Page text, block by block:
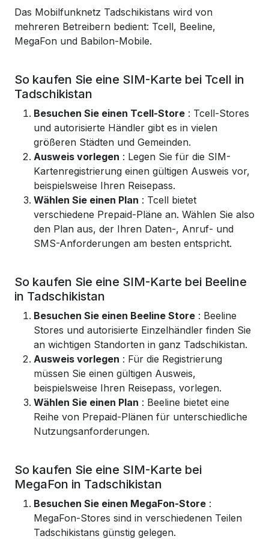
Das Mobilfunknetz Tadschikistans wird von
mehreren Betreibern bedient: Tcell, Beeline,
MegaFon und Babilon-Mobile.
So kaufen Sie eine SIM-Karte bei Tcell in
Tadschikistan
Besuchen Sie einen Tcell-Store : Tcell-Stores
und autorisierte Händler gibt es in vielen
größeren Städten und Gemeinden.
Ausweis vorlegen : Legen Sie für die SIM-
Kartenregistrierung einen gültigen Ausweis vor,
beispielsweise Ihren Reisepass.
Wählen Sie einen Plan : Tcell bietet
verschiedene Prepaid-Pläne an. Wählen Sie also
den Plan aus, der Ihren Daten-, Anruf- und
SMS-Anforderungen am besten entspricht.
So kaufen Sie eine SIM-Karte bei Beeline
in Tadschikistan
Besuchen Sie einen Beeline Store : Beeline
Stores und autorisierte Einzelhändler finden Sie
an wichtigen Standorten in ganz Tadschikistan.
Ausweis vorlegen : Für die Registrierung
müssen Sie einen gültigen Ausweis,
beispielsweise Ihren Reisepass, vorlegen.
Wählen Sie einen Plan : Beeline bietet eine
Reihe von Prepaid-Plänen für unterschiedliche
Nutzungsanforderungen.
So kaufen Sie eine SIM-Karte bei
MegaFon in Tadschikistan
Besuchen Sie einen MegaFon-Store :
MegaFon-Stores sind in verschiedenen Teilen
Tadschikistans günstig gelegen.